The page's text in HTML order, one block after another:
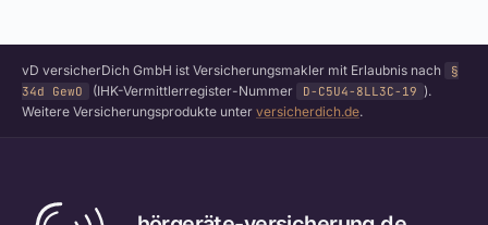
vD versicherDich GmbH ist Versicherungsmakler mit Erlaubnis nach
§
34d GewO
(IHK-Vermittlerregister-Nummer D-C5U4-8LL3C-19 ).
Weitere Versicherungsprodukte unter versicherdich.de.